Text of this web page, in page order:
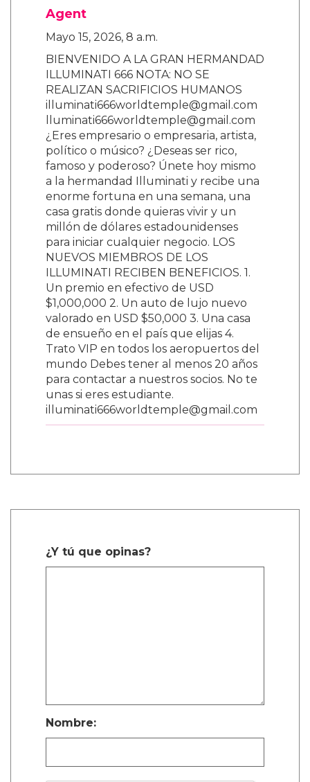
Agent
Mayo 15, 2026, 8 a.m.
BIENVENIDO A LA GRAN HERMANDAD
ILLUMINATI 666 NOTA: NO SE
REALIZAN SACRIFICIOS HUMANOS
illuminati666worldtemple@gmail.com
lluminati666worldtemple@gmail.com
¿Eres empresario o empresaria, artista,
político o músico? ¿Deseas ser rico,
famoso y poderoso? Únete hoy mismo
a la hermandad Illuminati y recibe una
enorme fortuna en una semana, una
casa gratis donde quieras vivir y un
millón de dólares estadounidenses
para iniciar cualquier negocio. LOS
NUEVOS MIEMBROS DE LOS
ILLUMINATI RECIBEN BENEFICIOS. 1.
Un premio en efectivo de USD
$1,000,000 2. Un auto de lujo nuevo
valorado en USD $50,000 3. Una casa
de ensueño en el país que elijas 4.
Trato VIP en todos los aeropuertos del
mundo Debes tener al menos 20 años
para contactar a nuestros socios. No te
unas si eres estudiante.
illuminati666worldtemple@gmail.com
¿Y tú que opinas?
Nombre: